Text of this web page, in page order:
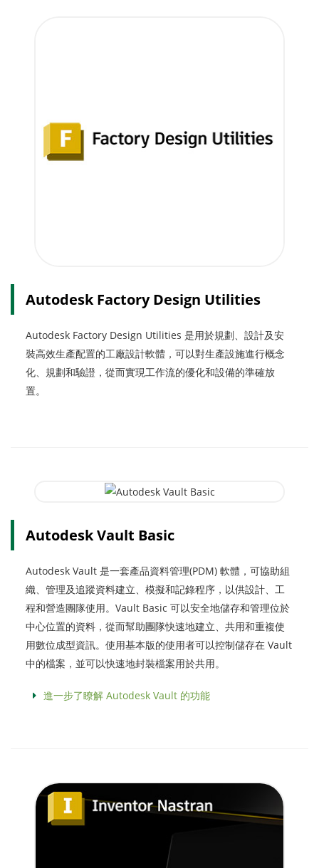
Autodesk Factory Design Utilities
Autodesk Factory Design Utilities 是用於規劃、設計及安
裝高效生產配置的工廠設計軟體，可以對生產設施進行概念
化、規劃和驗證，從而實現工作流的優化和設備的準確放
置。
Autodesk Vault Basic
Autodesk Vault 是一套產品資料管理(PDM) 軟體，可協助組
織、管理及追蹤資料建立、模擬和記錄程序，以供設計、工
程和營造團隊使用。Vault Basic 可以安全地儲存和管理位於
中心位置的資料，從而幫助團隊快速地建立、共用和重複使
用數位成型資訊。使用基本版的使用者可以控制儲存在 Vault
中的檔案，並可以快速地封裝檔案用於共用。
進一步了瞭解 Autodesk Vault 的功能